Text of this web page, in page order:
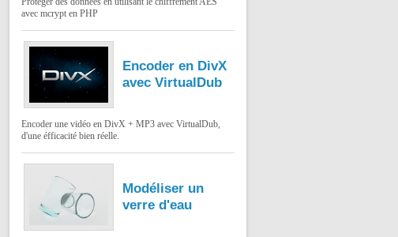
avec mcrypt en PHP
Encoder en DivX
avec VirtualDub
Encoder une vidéo en DivX + MP3 avec VirtualDub,
d'une éfficacité bien réelle.
Modéliser un
verre d'eau